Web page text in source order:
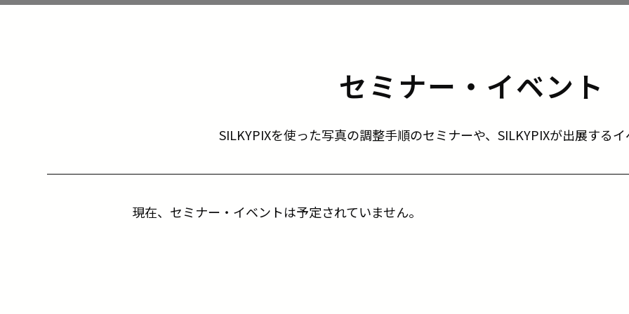
セミナー・イベント
SILKYPIXを使った写真の調整手順のセミナーや、SILKYPIXが出展するイ
現在、セミナー・イベントは予定されていません。